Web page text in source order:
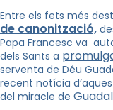
Entre els fets més
de canonització,
Papa Francesc va
dels Sants a
serventa de Déu
recent notícia
del miracle de